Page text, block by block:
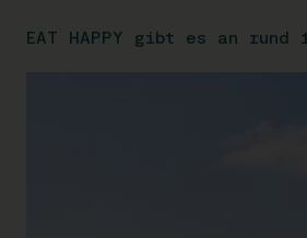
EAT HAPPY gibt es an